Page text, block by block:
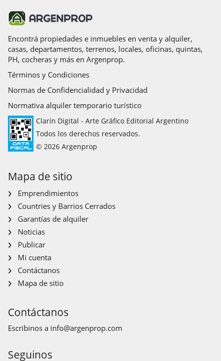
Calefacción tiro balanceado
Cancha de futbolAmoblado
Acceso para personas con movilidad reducida
Espacio para vehículo Hidromasaje
Encontrá propiedades e inmuebles en venta y alquiler,
casas, departamentos, terrenos, locales, oficinas, quintas,
PH, cocheras y más en Argenprop.
Términos y Condiciones
Normas de Confidencialidad y Privacidad
Normativa alquiler temporario turístico
Clarín Digital - Arte Gráfico Editorial Argentino
Todos los derechos reservados.
© 2026 Argenprop
Mapa de sitio
Emprendimientos
Countries y Barrios Cerrados
Garantías de alquiler
Noticias
Publicar
Mi cuenta
Contáctanos
Mapa de sitio
Contáctanos
Escribinos a info@argenprop.com
Seguinos